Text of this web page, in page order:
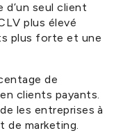
d’un seul client
plus élevé
plus forte et une
de
clients payants.
les entreprises à
marketing.